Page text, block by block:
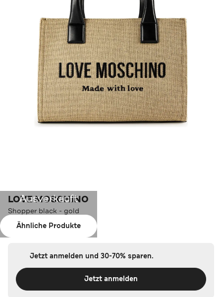
Ausverkauft
Ähnliche Produkte
LOVE MOSCHINO
Shopper black - gold
Farbe:black - gold
Jetzt anmelden und 30-70% sparen.
Jetzt anmelden